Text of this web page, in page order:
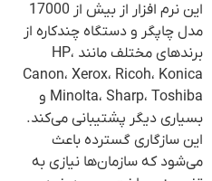
این نرم افزار از بیش از 17000
مدل چاپگر و دستگاه چندکاره از
برندهای مختلف مانند HP،
Canon، Xerox، Ricoh، Konica
Minolta، Sharp، Toshiba و
بسیاری دیگر پشتیبانی می‌کند.
این سازگاری گسترده باعث
می‌شود که سازمان‌ها نیازی به